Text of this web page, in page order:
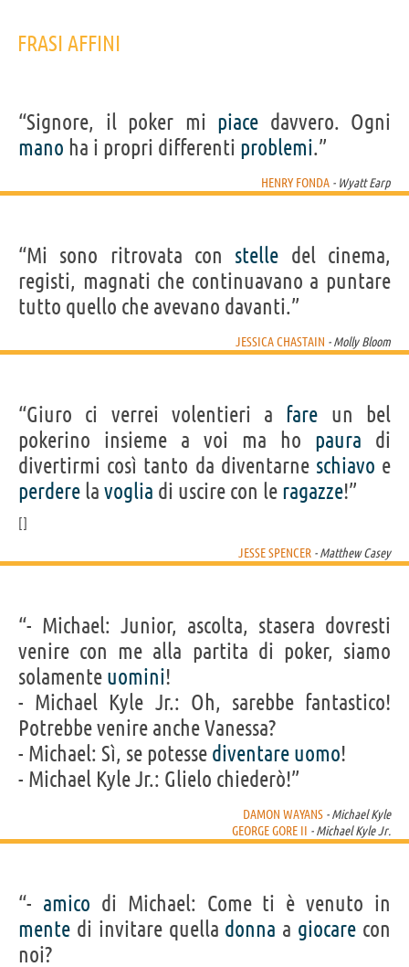
FRASI AFFINI
“Signore, il poker mi piace davvero. Ogni
mano ha i propri differenti problemi.”
HENRY FONDA - Wyatt Earp
“Mi sono ritrovata con stelle del cinema,
registi, magnati che continuavano a puntare
tutto quello che avevano davanti.”
JESSICA CHASTAIN - Molly Bloom
“Giuro ci verrei volentieri a fare un bel
pokerino insieme a voi ma ho paura di
divertirmi così tanto da diventarne schiavo e
perdere la voglia di uscire con le ragazze!”
JESSE SPENCER - Matthew Casey
“- Michael: Junior, ascolta, stasera dovresti
venire con me alla partita di poker, siamo
solamente uomini!
- Michael Kyle Jr.: Oh, sarebbe fantastico!
Potrebbe venire anche Vanessa?
- Michael: Sì, se potesse diventare uomo!
- Michael Kyle Jr.: Glielo chiederò!”
DAMON WAYANS - Michael Kyle
GEORGE GORE II - Michael Kyle Jr.
“- amico di Michael: Come ti è venuto in
mente di invitare quella donna a giocare con
noi?